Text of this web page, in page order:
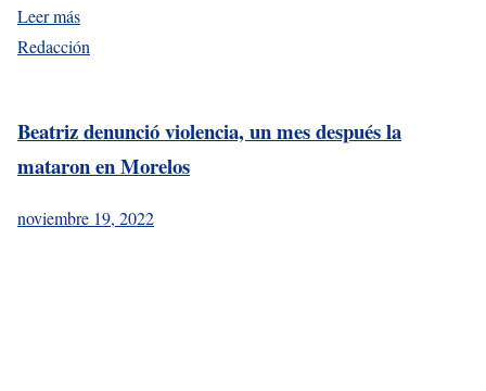
Leer más
Redacción
Beatriz denunció violencia, un mes después la
mataron en Morelos
noviembre 19, 2022